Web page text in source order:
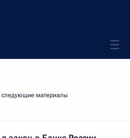
следующие материалы